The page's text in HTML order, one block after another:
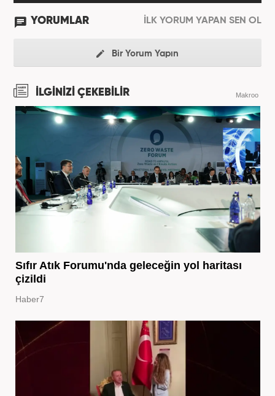
YORUMLAR İLK YORUM YAPAN SEN OL
Bir Yorum Yapın
İLGİNİZİ ÇEKEBİLİR Makroo
Sıfır Atık Forumu'nda geleceğin yol haritası
çizildi
Haber7